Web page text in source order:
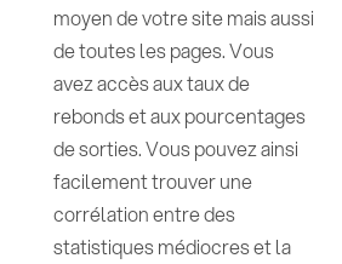
moyen de votre site mais aussi
de toutes les pages. Vous
avez accès aux taux de
rebonds et aux pourcentages
de sorties. Vous pouvez ainsi
facilement trouver une
corrélation entre des
statistiques médiocres et la